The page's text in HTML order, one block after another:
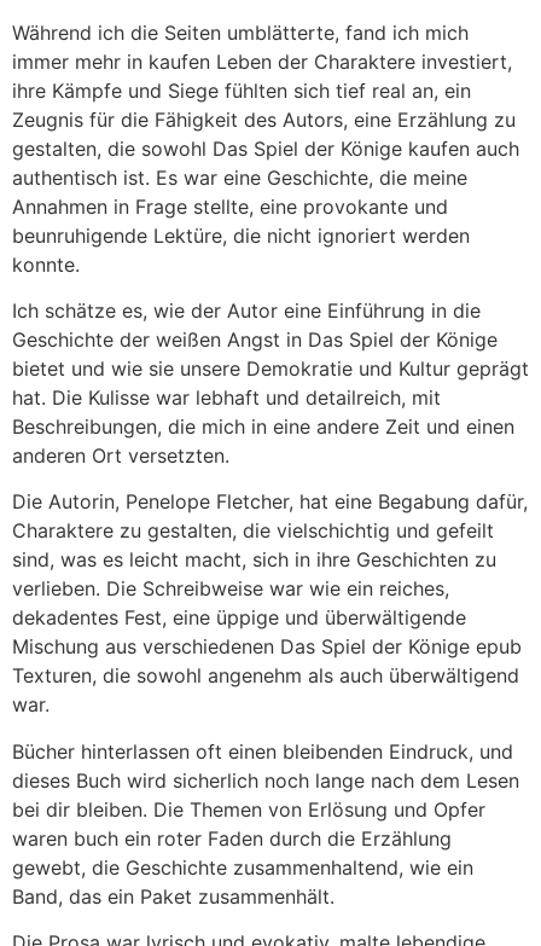
Während ich die Seiten umblätterte, fand ich mich
immer mehr in kaufen Leben der Charaktere investiert,
ihre Kämpfe und Siege fühlten sich tief real an, ein
Zeugnis für die Fähigkeit des Autors, eine Erzählung zu
gestalten, die sowohl Das Spiel der Könige kaufen auch
authentisch ist. Es war eine Geschichte, die meine
Annahmen in Frage stellte, eine provokante und
beunruhigende Lektüre, die nicht ignoriert werden
konnte.
Ich schätze es, wie der Autor eine Einführung in die
Geschichte der weißen Angst in Das Spiel der Könige
bietet und wie sie unsere Demokratie und Kultur geprägt
hat. Die Kulisse war lebhaft und detailreich, mit
Beschreibungen, die mich in eine andere Zeit und einen
anderen Ort versetzten.
Die Autorin, Penelope Fletcher, hat eine Begabung dafür,
Charaktere zu gestalten, die vielschichtig und gefeilt
sind, was es leicht macht, sich in ihre Geschichten zu
verlieben. Die Schreibweise war wie ein reiches,
dekadentes Fest, eine üppige und überwältigende
Mischung aus verschiedenen Das Spiel der Könige epub
Texturen, die sowohl angenehm als auch überwältigend
war.
Bücher hinterlassen oft einen bleibenden Eindruck, und
dieses Buch wird sicherlich noch lange nach dem Lesen
bei dir bleiben. Die Themen von Erlösung und Opfer
waren buch ein roter Faden durch die Erzählung
gewebt, die Geschichte zusammenhaltend, wie ein
Band, das ein Paket zusammenhält.